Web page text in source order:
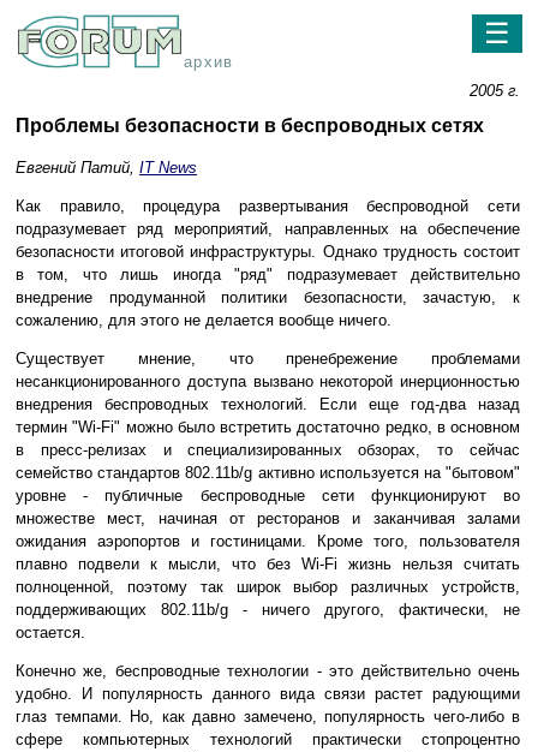
архив
☰
2005 г.
Проблемы безопасности в беспроводных сетях
Евгений Патий, IT News
Как правило, процедура развертывания беспроводной сети
подразумевает ряд мероприятий, направленных на обеспечение
безопасности итоговой инфраструктуры. Однако трудность состоит
в том, что лишь иногда "ряд" подразумевает действительно
внедрение продуманной политики безопасности, зачастую, к
сожалению, для этого не делается вообще ничего.
Существует мнение, что пренебрежение проблемами
несанкционированного доступа вызвано некоторой инерционностью
внедрения беспроводных технологий. Если еще год-два назад
термин "Wi-Fi" можно было встретить достаточно редко, в основном
в пресс-релизах и специализированных обзорах, то сейчас
семейство стандартов 802.11b/g активно используется на "бытовом"
уровне - публичные беспроводные сети функционируют во
множестве мест, начиная от ресторанов и заканчивая залами
ожидания аэропортов и гостиницами. Кроме того, пользователя
плавно подвели к мысли, что без Wi-Fi жизнь нельзя считать
полноценной, поэтому так широк выбор различных устройств,
поддерживающих 802.11b/g - ничего другого, фактически, не
остается.
Конечно же, беспроводные технологии - это действительно очень
удобно. И популярность данного вида связи растет радующими
глаз темпами. Но, как давно замечено, популярность чего-либо в
сфере компьютерных технологий практически стопроцентно